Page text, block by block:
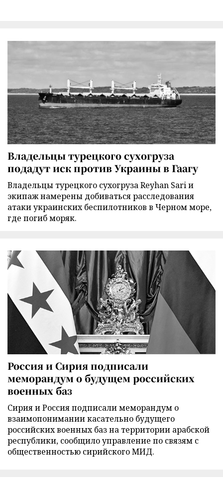
Владельцы турецкого сухогруза
подадут иск против Украины в Гаагу
Владельцы турецкого сухогруза Reyhan Sari и
экипаж намерены добиваться расследования
атаки украинских беспилотников в Черном море,
где погиб моряк.
Россия и Сирия подписали
меморандум о будущем российских
военных баз
Сирия и Россия подписали меморандум о
взаимопонимании касательно будущего
российских военных баз на территории арабской
республики, сообщило управление по связям с
общественностью сирийского МИД.